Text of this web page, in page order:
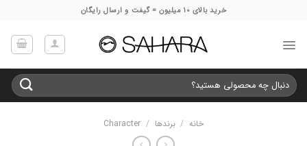
خرید بالای 10 میلیون = گیفت و ارسال رایگان
جستجو
برای:
خانه / برندها /
Character